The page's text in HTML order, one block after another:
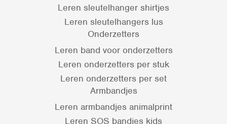
Leren sleutelhanger shirtjes
Leren sleutelhangers lus
Onderzetters
Leren band voor onderzetters
Leren onderzetters per stuk
Leren onderzetters per set
Armbandjes
Leren armbandjes animalprint
Leren SOS bandjes kids